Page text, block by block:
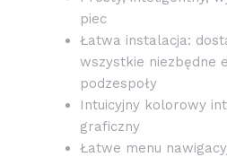
piec
Łatwa instalacja:
wszystkie niezbędne
podzespoły
Intuicyjny kolorowy
graficzny
Łatwe menu